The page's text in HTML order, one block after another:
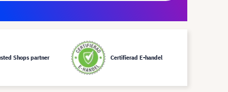
Shops partner Certifierad E-handel